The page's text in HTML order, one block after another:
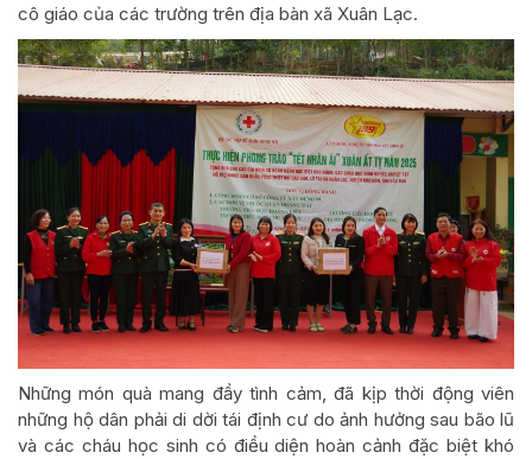
cô giáo của các trường trên địa bàn xã Xuân Lạc.
Những món quà mang đầy tình cảm, đã kịp thời động viên
những hộ dân phải di dời tái định cư do ảnh hưởng sau bão lũ
và các cháu học sinh có điều diện hoàn cảnh đặc biệt khó